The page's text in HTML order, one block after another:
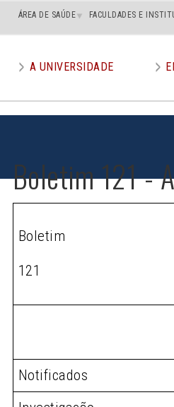
Main
superior
ÁREA DE SAÚDE FACULDADES E
A UNIVERSIDADE
Boletim 121 -
Boletim
121
Notificados